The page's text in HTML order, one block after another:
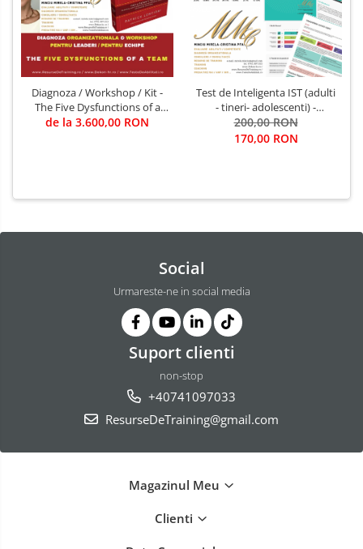
Diagnoza / Workshop / Kit -
The Five Dysfunctions of a
Team (Autor Patrick Lencioni)
de la 3.600,00 RON
Test de Inteligenta IST (adulti
- tineri- adolescenti) -
Evaluator licentiat Mirela
Minciu (Gîlcă)
200,00 RON
170,00 RON
Social
Urmareste-ne in social media
Suport clienti
non-stop
+40741097033
ResurseDeTraining@gmail.com
Magazinul Meu
Clienti